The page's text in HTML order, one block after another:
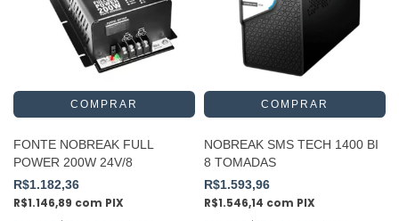
FONTE NOBREAK FULL
POWER 200W 24V/8
R$1.182,36
R$1.146,89 com PIX
NOBREAK SMS TECH 1400 BI
8 TOMADAS
R$1.593,96
R$1.546,14 com PIX